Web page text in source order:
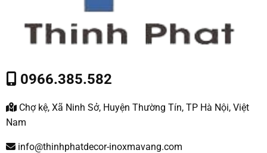
0966.385.582
Chợ kệ, Xã Ninh Sở, Huyện Thường Tín, TP Hà Nội, Việt
Nam
info@thinhphatdecor-inoxmavang.com